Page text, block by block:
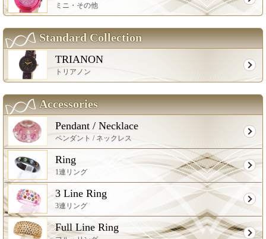
ミニ・その他
Standard Collection
TRIANON
トリアノン
Accessories
Pendant / Necklace
ペンダント / ネックレス
Ring
1連リング
3 Line Ring
3連リング
Full Line Ring